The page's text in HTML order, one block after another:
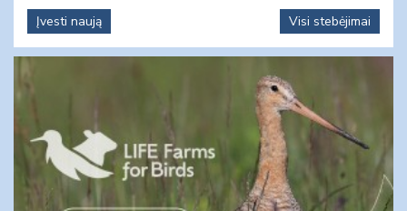
Įvesti naują
Visi stebėjimai